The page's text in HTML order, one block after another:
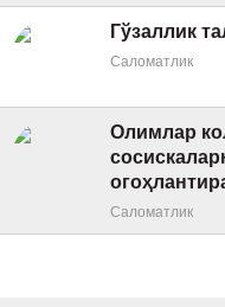
Гўзаллик
Саломатлик
Олимлар
Саломатлик